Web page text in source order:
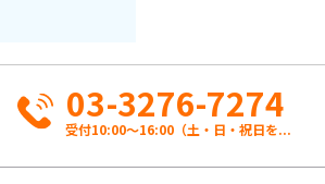
03-3276-7274
受付10:00〜16:00（土・日・祝日を...